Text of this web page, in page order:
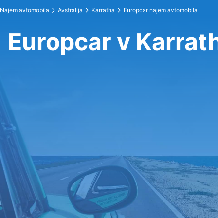
Najem avtomobila Avstralija Karratha Europcar najem avtomobila
Europcar v